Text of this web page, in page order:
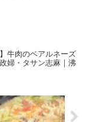
牛肉のベアルネーズ
婦・タサン志麻｜沸